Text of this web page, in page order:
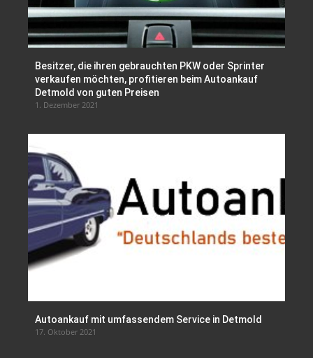
Besitzer, die ihren gebrauchten PKW oder Sprinter
verkaufen möchten, profitieren beim Autoankauf
Detmold von guten Preisen
1. Dezember 2021
Autoankauf mit umfassendem Service in Detmold
17. Oktober 2021